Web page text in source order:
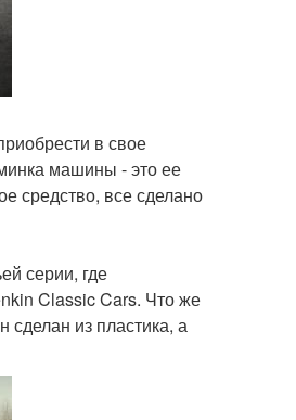
в свое
машины - это ее
средство, все сделано
серии, где
Classic Cars. Что же
сделан из пластика, а